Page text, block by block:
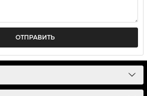
ОТПРАВИТЬ